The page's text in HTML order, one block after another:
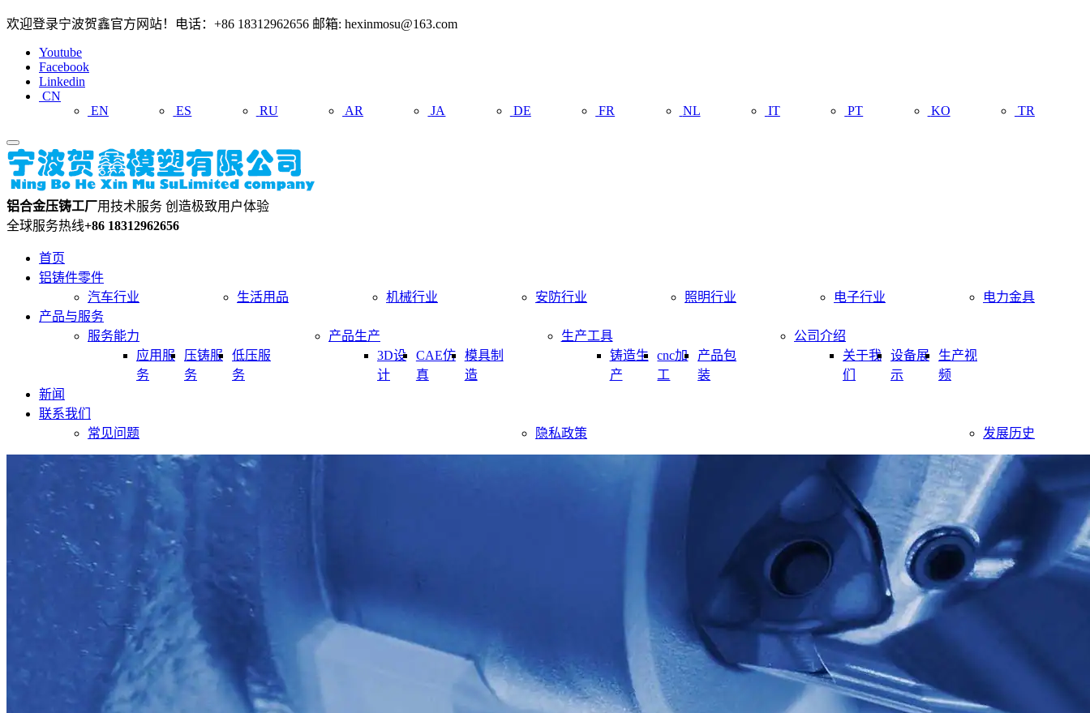
欢迎登录宁波贺鑫官方网站！电话：+86 18312962656 邮箱: hexinmosu@163.com
Youtube
Facebook
Linkedin
CN
EN
ES RU AR JA DE FR NL IT PT KO TR
铝合金压铸工厂用技术服务 创造极致用户体验
全球服务热线+86 18312962656
首页
铝铸件零件
汽车行业
生活用品 机械行业 安防行业 照明行业 电子行业
电力金具
产品与服务
服务能力
应用服
务
压铸服
务
低压服
务
产品生产
3D设
计
CAE仿
真
模具制
造
生产工具
铸造生
产
cnc加
工
产品包
装
公司介绍
关于我
们
设备展
示
生产视
频
新闻
联系我们
常见问题
隐私政策 发展历史